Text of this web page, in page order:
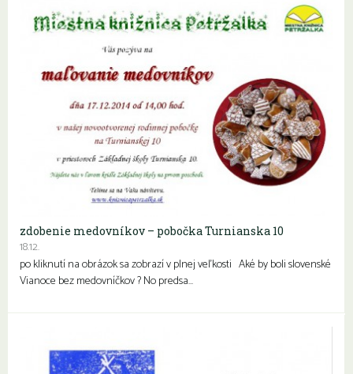
zdobenie medovníkov – pobočka Turnianska 10
18.12.
po kliknutí na obrázok sa zobrazí v plnej veľkosti Aké by boli slovenské
Vianoce bez medovníčkov ? No predsa…